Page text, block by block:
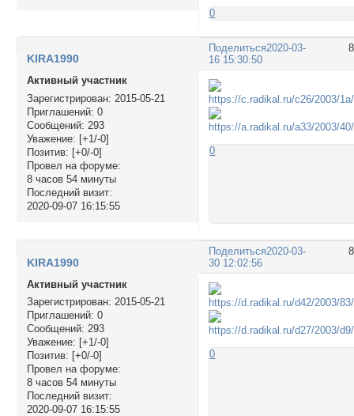
0
Поделиться2020-03-
16 15:30:50
KIRA1990
Активный участник
Зарегистрирован: 2015-05-21
Приглашений: 0
Сообщений: 293
Уважение: [+1/-0]
Позитив: [+0/-0]
Провел на форуме:
8 часов 54 минуты
Последний визит:
2020-09-07 16:15:55
0
Поделиться2020-03-
30 12:02:56
KIRA1990
Активный участник
Зарегистрирован: 2015-05-21
Приглашений: 0
Сообщений: 293
Уважение: [+1/-0]
Позитив: [+0/-0]
Провел на форуме:
8 часов 54 минуты
Последний визит:
2020-09-07 16:15:55
0